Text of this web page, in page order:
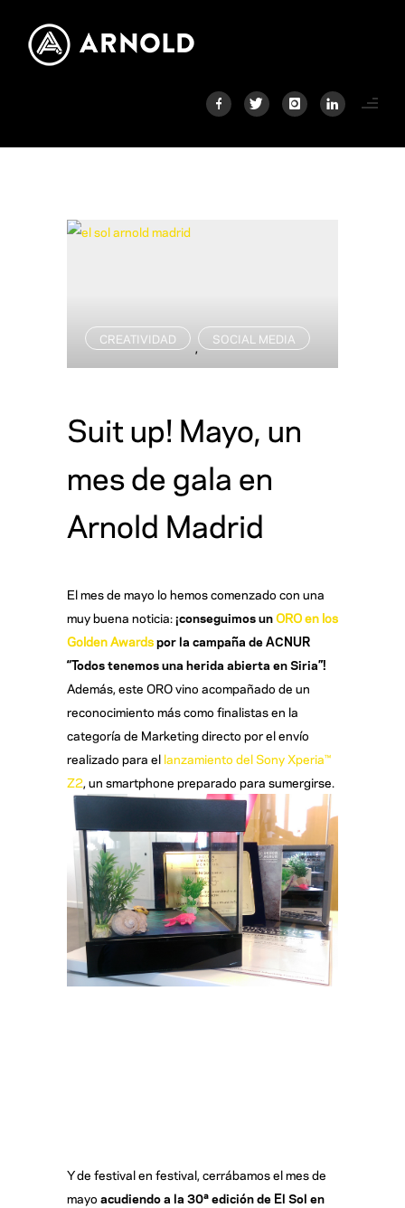
CREATIVIDAD , SOCIAL MEDIA
Suit up! Mayo, un
mes de gala en
Arnold Madrid
El mes de mayo lo hemos comenzado con una
muy buena noticia:¡conseguimos unORO en los
Golden Awardspor la campaña de ACNUR
“Todos tenemos una herida abierta en Siria”!
Además, este ORO vino acompañado de un
reconocimiento más como finalistas en la
categoría de Marketing directo por el envío
realizado para el lanzamiento del Sony Xperia™
Z2, un smartphone preparado para sumergirse.
Y de festival en festival, cerrábamos el mes de
mayo acudiendo a la 30ª edición de El Sol en